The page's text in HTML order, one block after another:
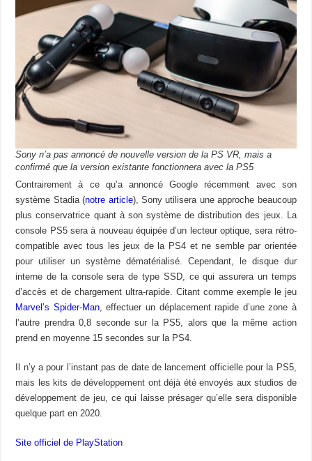
Sony n’a pas annoncé de nouvelle version de la PS VR, mais a
confirmé que la version existante fonctionnera avec la PS5
Contrairement à ce qu’a annoncé Google récemment avec son
système Stadia (notre article), Sony utilisera une approche beaucoup
plus conservatrice quant à son système de distribution des jeux. La
console PS5 sera à nouveau équipée d’un lecteur optique, sera rétro-
compatible avec tous les jeux de la PS4 et ne semble par orientée
pour utiliser un système dématérialisé. Cependant, le disque dur
interne de la console sera de type SSD, ce qui assurera un temps
d’accès et de chargement ultra-rapide. Citant comme exemple le jeu
Marvel’s Spider-Man, effectuer un déplacement rapide d’une zone à
l’autre prendra 0,8 seconde sur la PS5, alors que la même action
prend en moyenne 15 secondes sur la PS4.
Il n’y a pour l’instant pas de date de lancement officielle pour la PS5,
mais les kits de développement ont déjà été envoyés aux studios de
développement de jeu, ce qui laisse présager qu’elle sera disponible
quelque part en 2020.
Site officiel de PlayStation